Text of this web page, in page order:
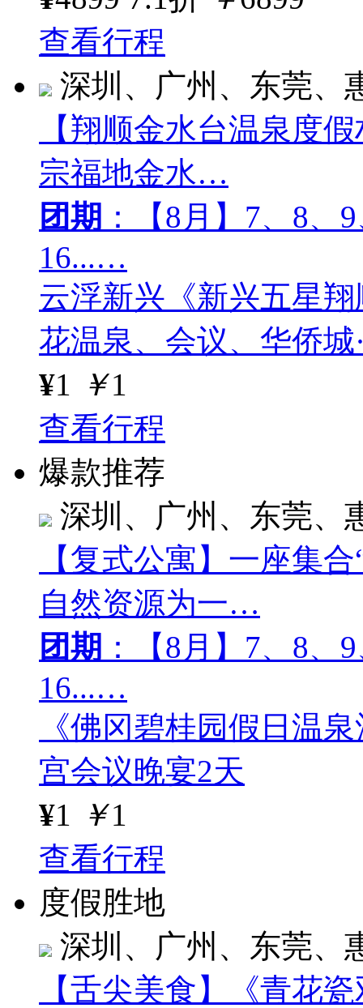
查看行程
深圳、广州、东莞、
【翔顺金水台温泉度
宗福地金水…
团期 ：【8月】7、8、
16...…
云浮新兴《新兴五星
花温泉、会议、华侨城
¥1 ￥1
查看行程
爆款推荐
深圳、广州、东莞、
【复式公寓】一座集
自然资源为一…
团期 ：【8月】7、8、
16...…
《佛冈碧桂园假日温
宫会议晚宴2天
¥1 ￥1
查看行程
度假胜地
深圳、广州、东莞、
【舌尖美食】《青花